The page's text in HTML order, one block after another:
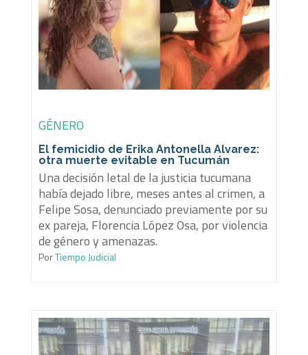
GÉNERO
El femicidio de Erika Antonella Alvarez:
otra muerte evitable en Tucumán
Una decisión letal de la justicia tucumana
había dejado libre, meses antes al crimen, a
Felipe Sosa, denunciado previamente por su
ex pareja, Florencia López Osa, por violencia
de género y amenazas.
PorTiempo Judicial